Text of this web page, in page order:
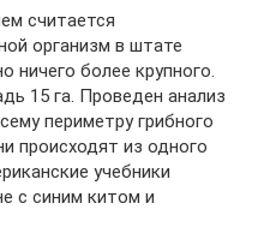
считается
организм в штате
ничего более крупного.
15 га. Проведен анализ
периметру грибного
происходят из одного
учебники
с синим китом и